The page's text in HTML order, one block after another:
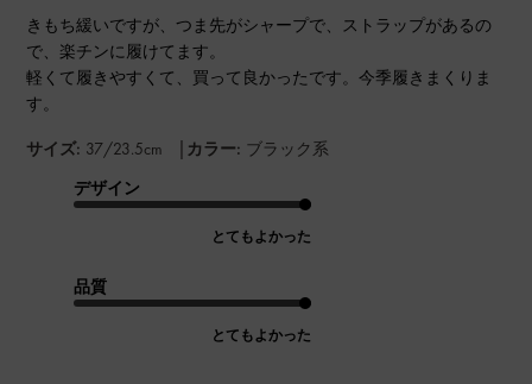
きもち緩いですが、つま先がシャープで、ストラップがあるの
で、楽チンに履けてます。
軽くて履きやすくて、買って良かったです。今季履きまくりま
す。
サイズ: 37/23.5cm | カラー: ブラック系
デザイン
とてもよかった
品質
とてもよかった